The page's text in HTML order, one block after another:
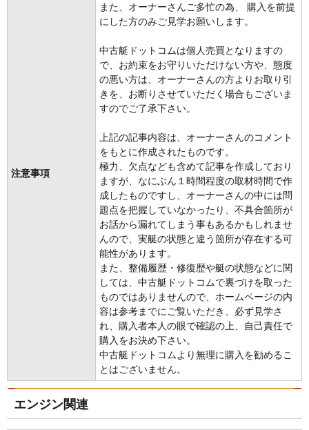
注意事項
また、オーナーさんご多忙の為、 購入を前提
にした方のみご見学お願いします。
中古艇ドットコムは個人売買となりますの
で、お約束をお守りいただけない方や、態度
の悪い方は、オーナーさんの方よりお取り引
きを、お断りさせていただく場合もございま
すのでご了承下さい。
上記の記事内容は、オーナーさんのコメント
をもとに作成されたものです。
極力、欠点なども含めて記事を作成しており
ますが、なにぶん１時間程度の取材時間で作
成したものですし、オーナーさんの中には問
題点を把握していなかったり、不具合箇所が
お話から漏れてしまう事もあるかもしれませ
んので、実艇の状態と違う箇所が存在する可
能性があります。
また、整備履歴・修復歴や艇の状態などに関
しては、中古艇ドットコムで裏づけを取った
ものではありませんので、ホームページの内
容は参考までにご覧いただき、必ず見学さ
れ、購入者本人の眼で確認の上、自己責任で
購入をお決め下さい。
中古艇ドットコムより無理に購入を勧めるこ
とはございません。
エンジン関連